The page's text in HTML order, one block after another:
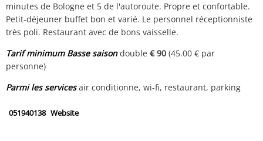
minutes de Bologne et 5 de l'autoroute. Propre et confortable.
Petit-déjeuner buffet bon et varié. Le personnel réceptionniste
très poli. Restaurant avec de bons vaisselle.
Tarif minimum Basse saisondouble€ 90 (45.00 € par
personne)
Parmi les servicesair conditionne, wi-fi, restaurant, parking
051940138 Website